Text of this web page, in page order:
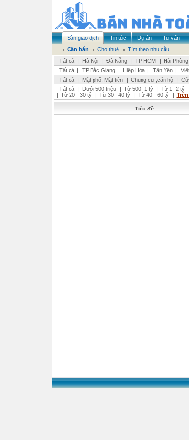
Sàn giao dịch Tin tức Dự án Tư vấn
Cần bán
Cho thuê
Tìm theo nhu cầu
Tất cả
| Hà Nội | Đà Nẵng | TP HCM | Hải Phòng
Tất cả | TP.Bắc Giang | Hiệp Hòa | Tân Yên |
Tất cả
| Mặt phố, Mặt tiền | Chung cư ,căn hộ |
Tất cả
| Dưới 500 triệu | Từ 500 -1 tỷ | Từ 1 -2 tỷ
| Từ 20 - 30 tỷ | Từ 30 - 40 tỷ | Từ 40 - 60 tỷ |
Tiêu đề